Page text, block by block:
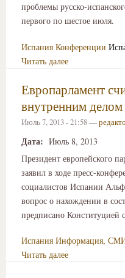
проблемы русско-
первого по шестое июля.
Испания Конференции
Читать далее
Европарламент
внутренним
Июль 7, 2013 - 21:58 —
Дата: Июль 8, 2013
Президент европейского
заявил в ходе пресс-
социалистов Испании
вопрос о нахождении в
предписано Конституцией
Испания Информация,
Читать далее